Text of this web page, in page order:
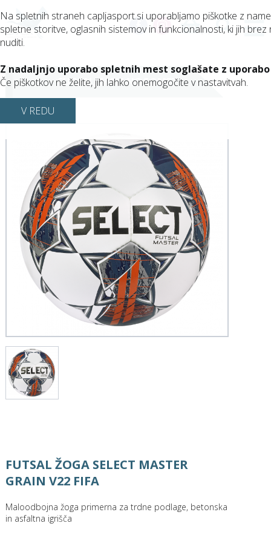
(0)
FUTSAL, MALI NOGOMET
FUTSAL ŽOGA SELECT MASTER
GRAIN V22 FIFA
Maloodbojna žoga primerna za trdne podlage, betonska
in asfaltna igrišča
Na spletnih straneh capljasport.si uporabljamo piškotke z
spletne storitve, oglasnih sistemov in funkcionalnosti, ki jih brez
nuditi.
Z nadaljnjo uporabo spletnih mest soglašate z
Če piškotkov ne želite, jih lahko onemogočite v nastavitvah.
V REDU